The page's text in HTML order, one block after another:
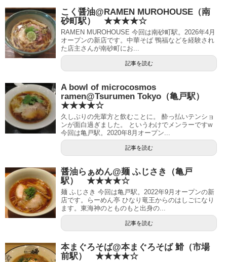
こく醤油@RAMEN MUROHOUSE（南
砂町駅） ★★★★☆
RAMEN MUROHOUSE 今回は南砂町駅。2026年4月
オープンの新店です。中華そば 鴨福などを経験され
た店主さんが南砂町にお...
記事を読む
A bowl of microcosmos
ramen@Tsurumen Tokyo（亀戸駅）
★★★★☆
久しぶりの先輩方と飲むことに。 酔っ払いテンショ
ンが面白過ぎました。 というわけでメンラーですw
今回は亀戸駅。2020年8月オープン...
記事を読む
醤油らぁめん@麺 ふじさき（亀戸
駅） ★★★★☆
麺 ふじさき 今回は亀戸駅。2022年9月オープンの新
店です。らーめん亭 ひなり竜王からのはしごになり
ます。東海神のとものもと出身の...
記事を読む
本まぐろそば@本まぐろそば 䱻（市場
前駅） ★★★★☆